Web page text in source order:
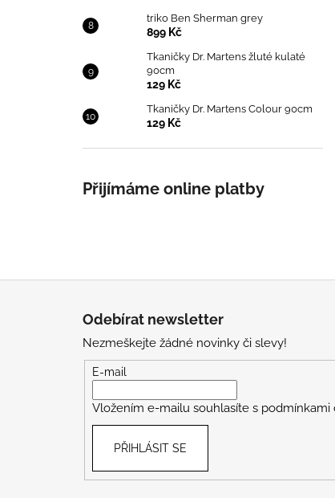
triko Ben Sherman grey
899 Kč
Tkaničky Dr. Martens žluté kulaté
90cm
129 Kč
Tkaničky Dr. Martens Colour 90cm
129 Kč
Přijímáme online platby
Odebírat newsletter
Nezmeškejte žádné novinky či slevy!
E-mail
Vložením e-mailu souhlasíte s podmínkami
PŘIHLÁSIT SE